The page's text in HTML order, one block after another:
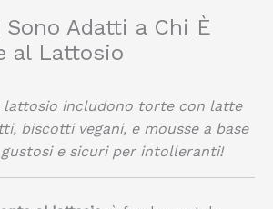
Adatti a Chi È
al Lattosio
lattosio includono torte con latte
biscotti vegani, e mousse a base
e sicuri per intolleranti!